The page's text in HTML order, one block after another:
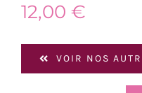
12,00 €
VOIR NOS